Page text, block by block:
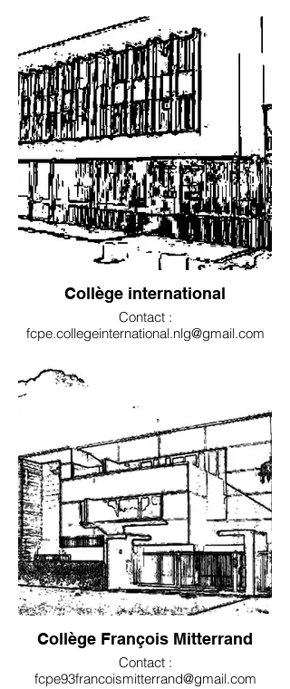
Collège international
Contact :
fcpe.collegeinternational.nlg@gmail.com
Collège François Mitterrand
Contact :
fcpe93francoismitterrand@gmail.com